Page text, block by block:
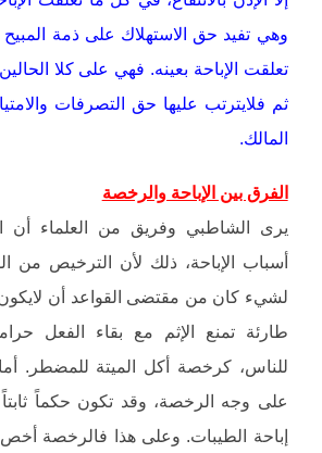
وهي تفيد حق الاستهلاك على ذمة
تعلقت الإباحة بعينه. فهي على كلا
ثم فلايترتب عليها حق التصرفات
المالك.
الفرق بين الإباحة والرخصة
يرى الشاطبي وفريق من العلماء
أسباب الإباحة، ذلك لأن الترخيص من
لشيء كان من مقتضى القواعد أن
طارئة تمنع الإثم مع بقاء الفعل
للناس، كرخصة أكل الميتة للمضطر.
على وجه الرخصة، وقد تكون حكماً
إباحة الطيبات. وعلى هذا فالرخصة أخص